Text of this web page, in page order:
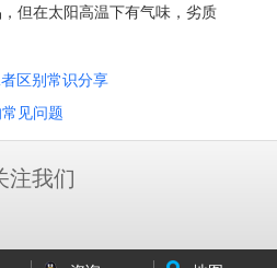
但在太阳高温下有气味，劣质
区别常识分享
见问题
注我们